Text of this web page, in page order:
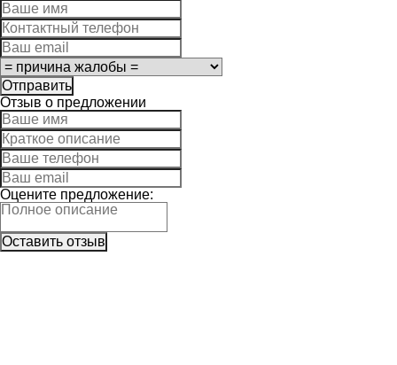
Отзыв о предложении
Оцените предложение: